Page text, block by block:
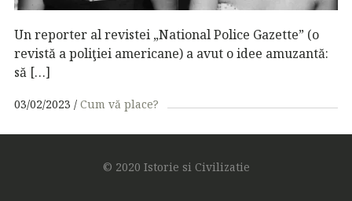
Un reporter al revistei „National Police Gazette” (o
revistă a poliţiei americane) a avut o idee amuzantă:
să […]
03/02/2023 Cum vă place?
© 2020 Istorie si Civilizatie